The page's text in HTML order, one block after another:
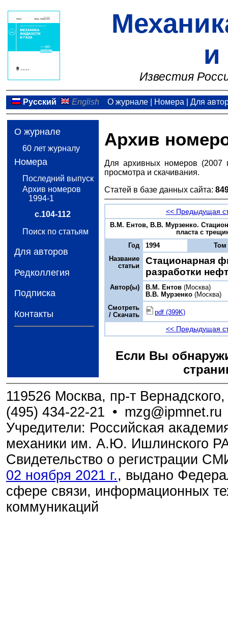
и
Известия
Русский English О журнале| Номера Для
О журнале
60 лет журналу
Номера
Последний выпуск
Архив номеров
1994-1
с.104-112
Поиск по статьям
Для авторов
Редколлегия
Подписка
Контакты
Архив
Для архивных номеров (2007
просмотра и скачивания.
Статей в базе данных сайта:
<< Предыдущая
B.М. Ентов, В.В. Мурзенко.
пласта с
Год
1994
Том
Название
статьи
Стационарная
разработки
Автор(ы) B.М. Ентов (Москва)
В.В. Мурзенко (Москва)
Смотреть
/ Скачать
pdf (399K)
<< Предыдущая
Если Вы
119526 Москва, пр-т
(495) 434-22-21 • mzg@ipmnet.ru
Учредители: Российская
механики им. А.Ю. Ишлинского
Свидетельство о регистрации
02 ноября 2021 г., выдано
сфере связи, информационных
коммуникаций